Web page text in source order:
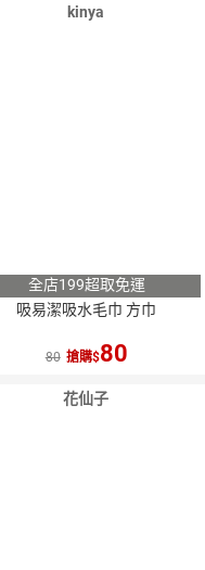
kinya
全店199超取免運
吸易潔吸水毛巾 方巾
80 搶購 80
花仙子